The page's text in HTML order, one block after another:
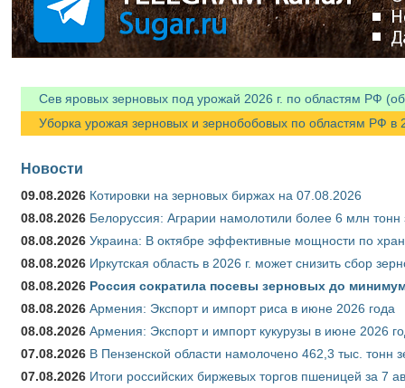
Сев яровых зерновых под урожай 2026 г. по областям РФ
Уборка урожая зерновых и зернобобовых по областям РФ в
Новости
09.08.2026 Котировки на зерновых биржах на 07.08.2026
08.08.2026 Белоруссия: Аграрии намолотили более 6 млн тонн
08.08.2026 Украина: В октябре эффективные мощности по
08.08.2026 Иркутская область в 2026 г. может снизить сбор
08.08.2026 Россия сократила посевы зерновых до
08.08.2026 Армения: Экспорт и импорт риса в июне 2026 года
08.08.2026 Армения: Экспорт и импорт кукурузы в июне 2026
07.08.2026 В Пензенской области намолочено 462,3 тыс. тонн
07.08.2026 Итоги российских биржевых торгов пшеницей за 7